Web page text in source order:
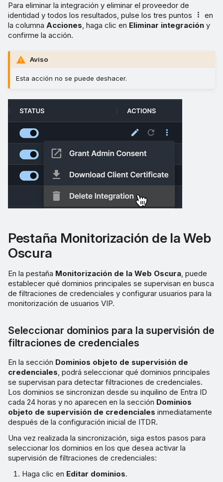
Para eliminar la integración y eliminar el proveedor de
identidad y todos los resultados, pulse los tres puntos
en
la columna Acciones, haga clic en Eliminar integración y
confirme la acción.
Aviso
Esta acción no se puede deshacer.
Pestaña Monitorización de la Web
Oscura
En la pestaña Monitorización de la Web Oscura , puede
establecer qué dominios principales se supervisan en busca
de filtraciones de credenciales y configurar usuarios para la
monitorización de usuarios VIP.
Seleccionar dominios para la supervisión de
filtraciones de credenciales
En la sección Dominios objeto de supervisión de
credenciales , podrá seleccionar qué dominios principales
se supervisan para detectar filtraciones de credenciales.
Los dominios se sincronizan desde su inquilino de Entra ID
cada 24 horas y no aparecen en la sección Dominios
objeto de supervisión de credenciales inmediatamente
después de la configuración inicial de ITDR.
Una vez realizada la sincronización, siga estos pasos para
seleccionar los dominios en los que desea activar la
supervisión de filtraciones de credenciales:
Haga clic en Editar dominios.